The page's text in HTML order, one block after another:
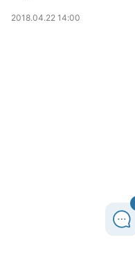
2018.04.22 14:00